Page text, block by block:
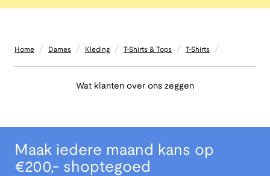
Home / Dames / Kleding / T-Shirts & Tops / T-Shirts /
Wat klanten over ons zeggen
Maak iedere maand kans op
€200,- shoptegoed